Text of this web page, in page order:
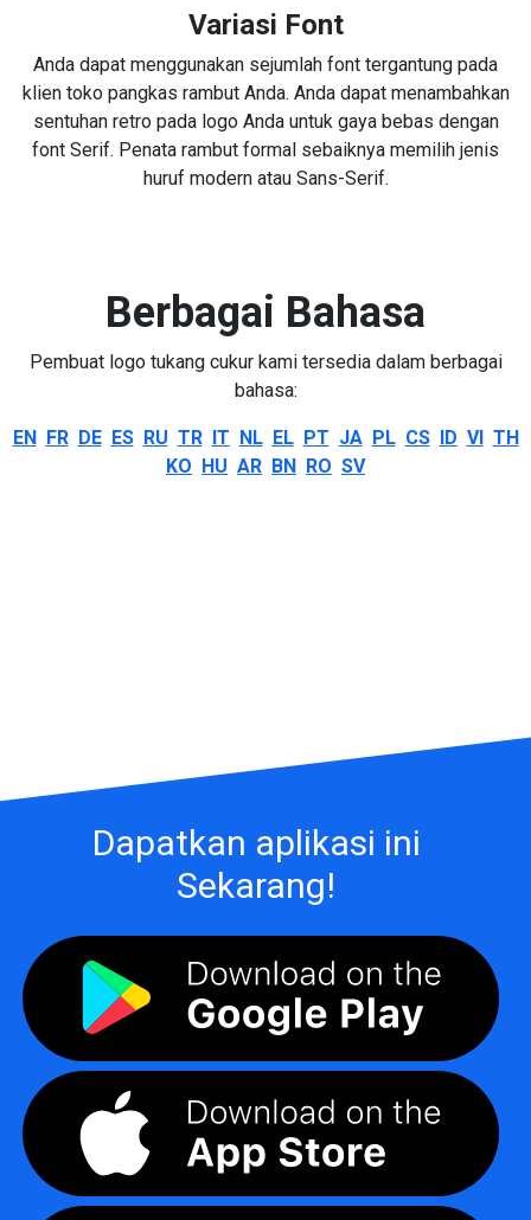
Variasi Font
Anda dapat menggunakan sejumlah font tergantung pada
klien toko pangkas rambut Anda. Anda dapat menambahkan
sentuhan retro pada logo Anda untuk gaya bebas dengan
font Serif. Penata rambut formal sebaiknya memilih jenis
huruf modern atau Sans-Serif.
Berbagai Bahasa
Pembuat logo tukang cukur kami tersedia dalam berbagai
bahasa:
EN FR DE ES RU TR IT NL EL PT JA PL CS ID VI TH
KO HU AR BN RO SV
Dapatkan aplikasi ini
Sekarang!